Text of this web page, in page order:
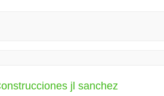
jl sanchez